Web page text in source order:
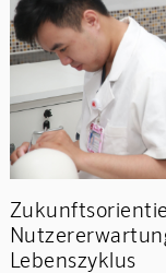
Lebenszyklus